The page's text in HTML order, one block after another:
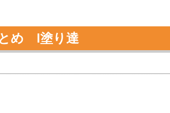
とめ l塗り達